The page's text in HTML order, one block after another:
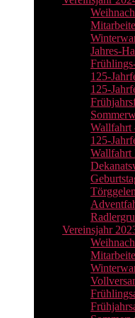
Jahres-
125-
125-
Wallfahrt
125-
Wallfahrt
Vereinsjahr